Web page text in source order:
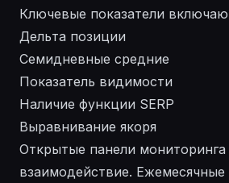
Ключевые показатели
Дельта позиции
Семидневные средние
Показатель видимости
Наличие функции SERP
Выравнивание якоря
Открытые панели
взаимодействие. Ежемесячные